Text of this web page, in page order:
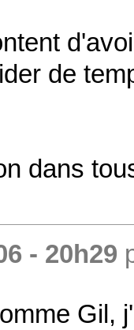
de
dans
- 20h29
Gil,